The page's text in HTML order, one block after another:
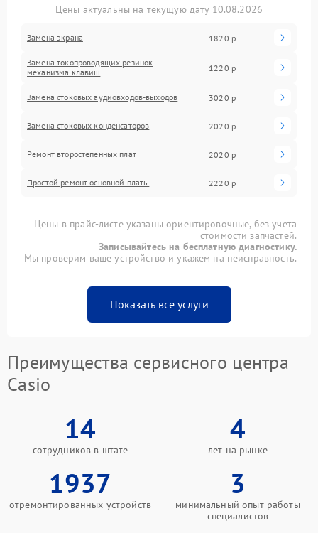
Цены актуальны на текущую дату 10.08.2026
Замена экрана 1820 р
Замена токопроводящих резинок
механизма клавиш
1220 р
Замена стоковых аудиовходов-выходов 3020 р
Замена стоковых конденсаторов 2020 р
Ремонт второстепенных плат 2020 р
Простой ремонт основной платы 2220 р
Цены в прайс-листе указаны ориентировочные, без учета
стоимости запчастей.
Записывайтесь на бесплатную диагностику.
Мы проверим ваше устройство и укажем на неисправность.
Показать все услуги
Преимущества сервисного центра
Casio
14
сотрудников в штате
4
лет на рынке
1937
отремонтированных устройств
3
минимальный опыт работы
специалистов